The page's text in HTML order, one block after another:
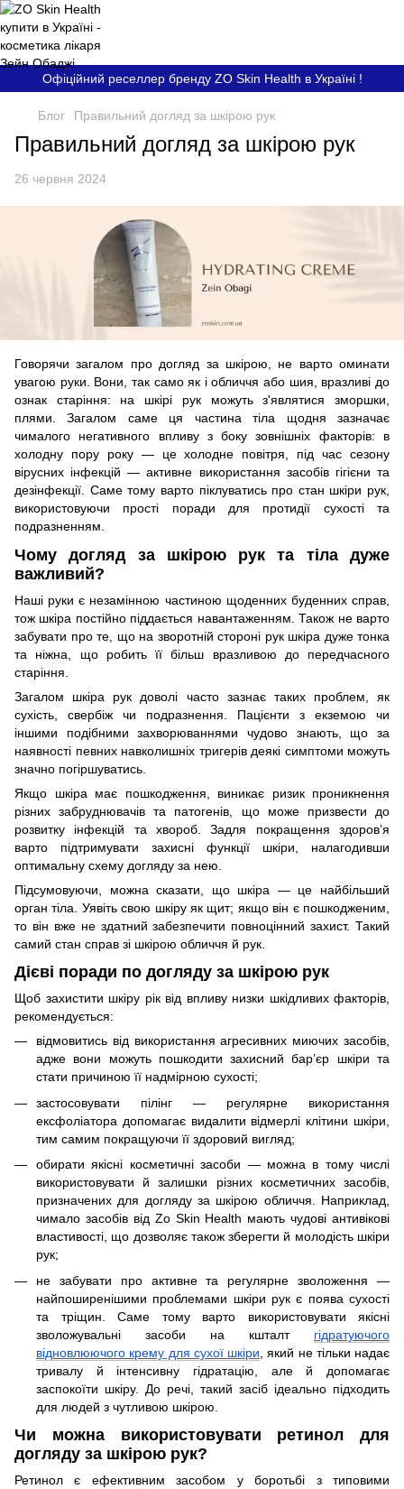
Офіційний реселлер бренду ZO Skin Health в Україні !
Блог Правильний догляд за шкірою рук
Правильний догляд за шкірою рук
26 червня 2024
Говорячи загалом про догляд за шкірою, не варто оминати
увагою руки. Вони, так само як і обличчя або шия, вразливі до
ознак старіння: на шкірі рук можуть з'являтися зморшки,
плями. Загалом саме ця частина тіла щодня зазначає
чималого негативного впливу з боку зовнішніх факторів: в
холодну пору року — це холодне повітря, під час сезону
вірусних інфекцій — активне використання засобів гігієни та
дезінфекції. Саме тому варто піклуватись про стан шкіри рук,
використовуючи прості поради для протидії сухості та
подразненням.
Чому догляд за шкірою рук та тіла дуже
важливий?
Наші руки є незамінною частиною щоденних буденних справ,
тож шкіра постійно піддається навантаженням. Також не варто
забувати про те, що на зворотній стороні рук шкіра дуже тонка
та ніжна, що робить її більш вразливою до передчасного
старіння.
Загалом шкіра рук доволі часто зазнає таких проблем, як
сухість, свербіж чи подразнення. Пацієнти з екземою чи
іншими подібними захворюваннями чудово знають, що за
наявності певних навколишніх тригерів деякі симптоми можуть
значно погіршуватись.
Якщо шкіра має пошкодження, виникає ризик проникнення
різних забруднювачів та патогенів, що може призвести до
розвитку інфекцій та хвороб. Задля покращення здоров’я
варто підтримувати захисні функції шкіри, налагодивши
оптимальну схему догляду за нею.
Підсумовуючи, можна сказати, що шкіра — це найбільший
орган тіла. Уявіть свою шкіру як щит; якщо він є пошкодженим,
то він вже не здатний забезпечити повноцінний захист. Такий
самий стан справ зі шкірою обличчя й рук.
Дієві поради по догляду за шкірою рук
Щоб захистити шкіру рік від впливу низки шкідливих факторів,
рекомендується:
відмовитись від використання агресивних миючих засобів,
адже вони можуть пошкодити захисний бар’єр шкіри та
стати причиною її надмірною сухості;
застосовувати пілінг — регулярне використання
ексфоліатора допомагає видалити відмерлі клітини шкіри,
тим самим покращуючи її здоровий вигляд;
обирати якісні косметичні засоби — можна в тому числі
використовувати й залишки різних косметичних засобів,
призначених для догляду за шкірою обличчя. Наприклад,
чимало засобів від Zo Skin Health мають чудові антивікові
властивості, що дозволяє також зберегти й молодість шкіри
рук;
не забувати про активне та регулярне зволоження —
найпоширенішими проблемами шкіри рук є поява сухості
та тріщин. Саме тому варто використовувати якісні
зволожувальні засоби на кшталт гідратуючого
відновлюючого крему для сухої шкіри , який не тільки надає
тривалу й інтенсивну гідратацію, але й допомагає
заспокоїти шкіру. До речі, такий засіб ідеально підходить
для людей з чутливою шкірою.
Чи можна використовувати ретинол для
догляду за шкірою рук?
Ретинол є ефективним засобом у боротьбі з типовими